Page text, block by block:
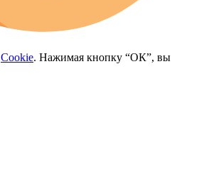
Cookie. Нажимая кнопку “ОК”, вы